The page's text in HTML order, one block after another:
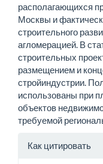
располагающихся
Москвы и
строительного
агломерацией. В
строительных
размещением и
стройиндустрии.
использованы при
объектов
требуемой
Как цитировать